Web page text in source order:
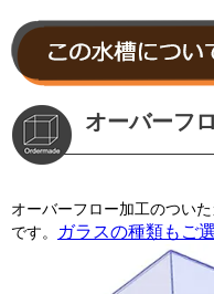
オーバーフ
オーバーフロー加工のつい
です。
ガラスの種類もご